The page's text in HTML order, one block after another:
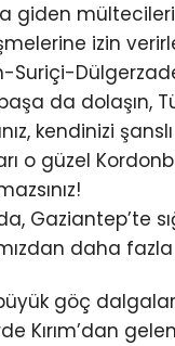
giden
izin
Suriçi-
da dolaşın,
kendinizi
o güzel
Gaziantep’te
daha
göç
Kırım’dan